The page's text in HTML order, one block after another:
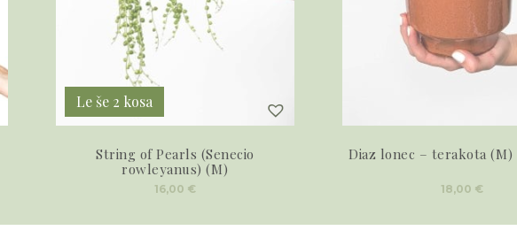
Le še 2 kosa
String of Pearls (Senecio
rowleyanus) (M)
16,00 €
Diaz lonec – terakota (M)
18,00 €